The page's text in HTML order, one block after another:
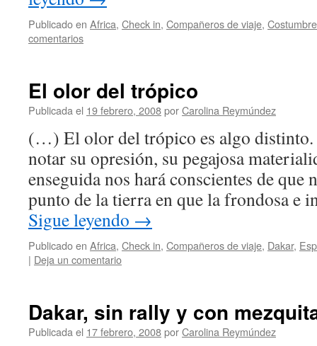
Publicado en Africa, Check in, Compañeros de viaje,
comentarios
El olor del trópico
Publicada el 19 febrero, 2008porCarolina Reymúndez
(…) El olor del trópico es algo distinto.
notar su opresión, su pegajosa
enseguida nos hará conscientes de que
punto de la tierra en que la frondosa e
Sigue leyendo →
Publicado en Africa, Check in, Compañeros de viaje, Dakar,
| Deja un comentario
Dakar, sin rally y con
Publicada el 17 febrero, 2008porCarolina Reymúndez